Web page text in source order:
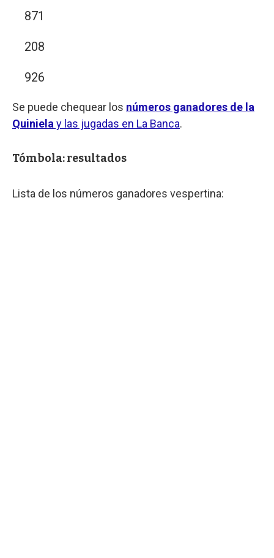
871
208
926
Se puede chequear los números ganadores de la
Quiniela y las jugadas en La Banca.
Tómbola: resultados
Lista de los números ganadores vespertina: